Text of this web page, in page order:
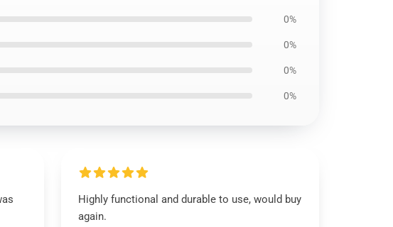
0%
0%
0%
0%
Highly functional and durable to use, would buy
again.